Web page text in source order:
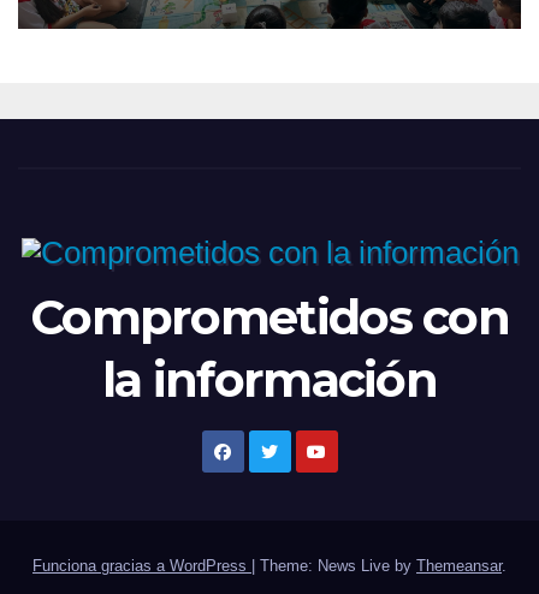
Comprometidos con
la información
Funciona gracias a WordPress Theme: News Live by Themeansar.